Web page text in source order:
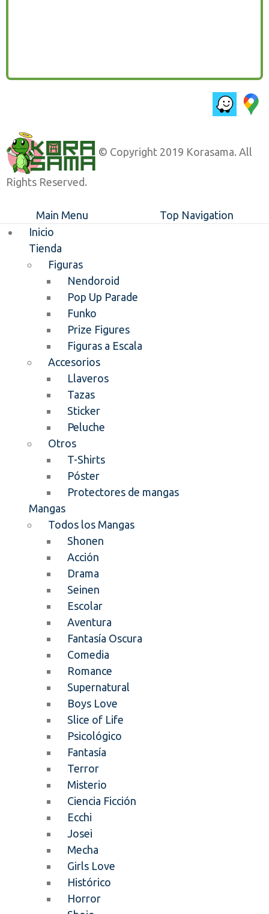
© Copyright 2019 Korasama. All
Rights Reserved.
Main Menu
Top Navigation
Inicio
Tienda
Figuras
Nendoroid
Pop Up Parade
Funko
Prize Figures
Figuras a Escala
Accesorios
Llaveros
Tazas
Sticker
Peluche
Otros
T-Shirts
Póster
Protectores de mangas
Mangas
Todos los Mangas
Shonen
Acción
Drama
Seinen
Escolar
Aventura
Fantasía Oscura
Comedia
Romance
Supernatural
Boys Love
Slice of Life
Psicológico
Fantasía
Terror
Misterio
Ciencia Ficción
Ecchi
Josei
Mecha
Girls Love
Histórico
Horror